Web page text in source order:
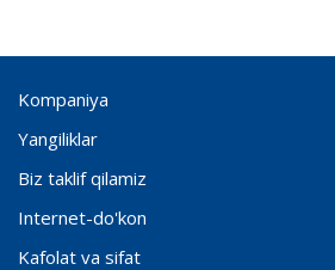
Kompaniya
Yangiliklar
Biz taklif qilamiz
Internet-do'kon
Kafolat va sifat